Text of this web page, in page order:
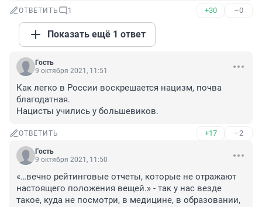
ОТВЕТИТЬ 1 +30 –0
Показать ещё 1 ответ
Гость
9 октября 2021, 11:51
Как легко в России воскрешается нацизм, почва
благодатная.
Нацисты учились у большевиков.
ОТВЕТИТЬ +17 –2
Гость
9 октября 2021, 11:50
«…вечно рейтинговые отчеты, которые не отражают
настоящего положения вещей.» - так у нас везде
такое, куда не посмотри, в медицине, в образовании,